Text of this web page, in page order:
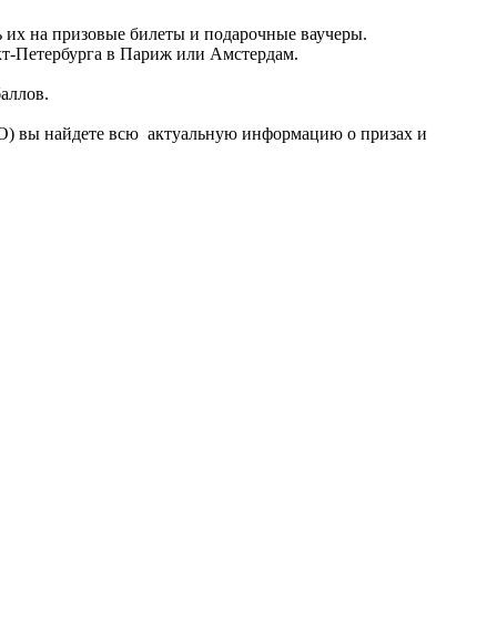
на призовые билеты и подарочные ваучеры.
Петербурга в Париж или Амстердам.
вы найдете всю актуальную информацию о призах и